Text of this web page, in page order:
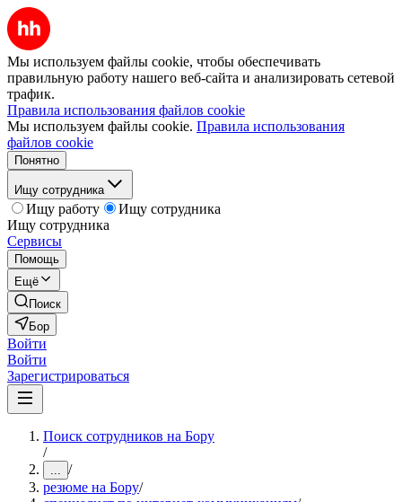
Мы используем файлы cookie, чтобы обеспечивать
правильную работу нашего веб-сайта и анализировать сетевой
трафик.
Правила использования файлов cookie
Мы используем файлы cookie. Правила использования
файлов cookie
Понятно
Ищу сотрудника
Ищу работу
Ищу сотрудника
Ищу сотрудника
Сервисы
Помощь
Ещё
Поиск
Бор
Войти
Войти
Зарегистрироваться
Поиск сотрудников на Бору
/
... /
резюме на Бору/